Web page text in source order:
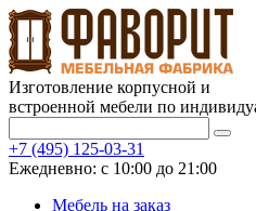
Изготовление корпусной и
встроенной мебели по
+7 (495) 125-03-31
Ежедневно: с 10:00 до 21:00
Мебель на заказ